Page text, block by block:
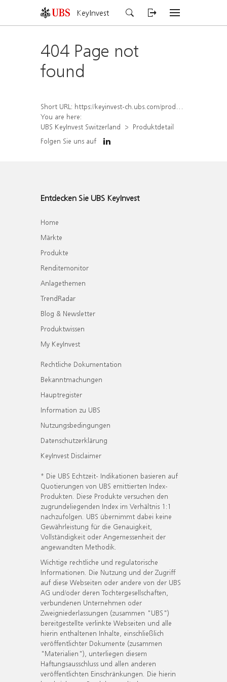
KeyInvest
404 Page not
found
Short URL: https://keyinvest-ch.ubs.com/produkt/detail/index/isin/CH1570360250
You are here:
UBS KeyInvest Switzerland
Produktdetail
Folgen Sie uns auf
Entdecken Sie UBS KeyInvest
Home
Märkte
Produkte
Renditemonitor
Anlagethemen
TrendRadar
Blog & Newsletter
Produktwissen
My KeyInvest
Rechtliche Dokumentation
Bekanntmachungen
Hauptregister
Information zu UBS
Nutzungsbedingungen
Datenschutzerklärung
KeyInvest Disclaimer
* Die UBS Echtzeit- Indikationen basieren auf
Quotierungen von UBS emittierten Index-
Produkten. Diese Produkte versuchen den
zugrundeliegenden Index im Verhältnis 1:1
nachzufolgen. UBS übernimmt dabei keine
Gewährleistung für die Genauigkeit,
Vollständigkeit oder Angemessenheit der
angewandten Methodik.
Wichtige rechtliche und regulatorische
Informationen. Die Nutzung und der Zugriff
auf diese Webseiten oder andere von der UBS
AG und/oder deren Tochtergesellschaften,
verbundenen Unternehmen oder
Zweigniederlassungen (zusammen "UBS")
bereitgestellte verlinkte Webseiten und alle
hierin enthaltenen Inhalte, einschließlich
veröffentlichter Dokumente (zusammen
"Materialien"), unterliegen diesem
Haftungsausschluss und allen anderen
veröffentlichten Einschränkungen. Die hierin